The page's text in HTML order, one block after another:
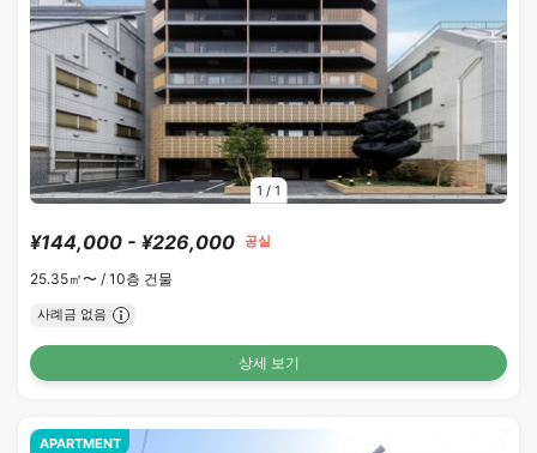
1 / 1
¥144,000 - ¥226,000 공실
25.35㎡〜 / 10층 건물
사례금 없음
상세 보기
APARTMENT